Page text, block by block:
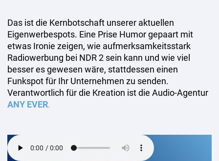
Das ist die Kernbotschaft unserer aktuellen
Eigenwerbespots. Eine Prise Humor gepaart mit
etwas Ironie zeigen, wie aufmerksamkeitsstark
Radiowerbung bei NDR 2 sein kann und wie viel
besser es gewesen wäre, stattdessen einen
Funkspot für Ihr Unternehmen zu senden.
Verantwortlich für die Kreation ist die Audio-Agentur
ANY EVER.